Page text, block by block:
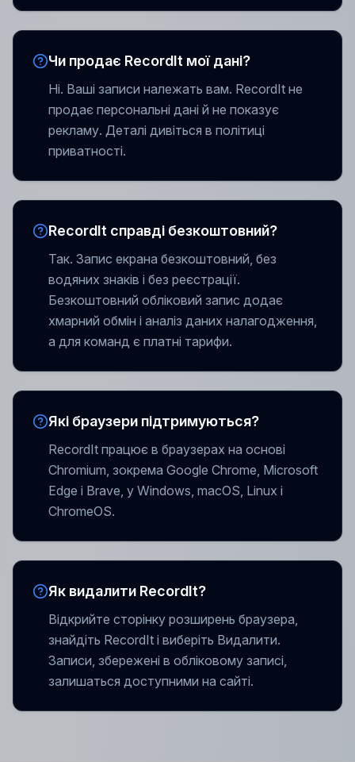
Чи продає RecordIt мої дані?
Ні. Ваші записи належать вам. RecordIt не
продає персональні дані й не показує
рекламу. Деталі дивіться в політиці
приватності.
RecordIt справді безкоштовний?
Так. Запис екрана безкоштовний, без
водяних знаків і без реєстрації.
Безкоштовний обліковий запис додає
хмарний обмін і аналіз даних налагодження,
а для команд є платні тарифи.
Які браузери підтримуються?
RecordIt працює в браузерах на основі
Chromium, зокрема Google Chrome, Microsoft
Edge і Brave, у Windows, macOS, Linux і
ChromeOS.
Як видалити RecordIt?
Відкрийте сторінку розширень браузера,
знайдіть RecordIt і виберіть Видалити.
Записи, збережені в обліковому записі,
залишаться доступними на сайті.